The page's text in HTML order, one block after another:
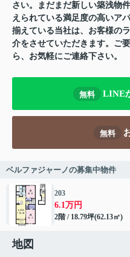
さい。まだまだ新しい築浅物
えられている満足度の高いア
揃えている当社は、お客様の
介をさせていただきます。ご
ら、お気軽にご連絡下さい。
無料 LINE
無料
ベルファジャーノの募集中物件
203
6.1万円
2階 / 18.79坪(62.13㎡)
地図